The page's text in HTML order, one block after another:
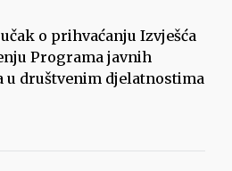
o prihvaćanju Izvješća
Programa javnih
u društvenim djelatnostima